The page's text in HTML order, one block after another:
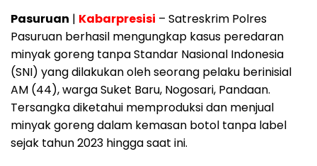
Pasuruan | Kabarpresisi – Satreskrim Polres
Pasuruan berhasil mengungkap kasus peredaran
minyak goreng tanpa Standar Nasional Indonesia
(SNI) yang dilakukan oleh seorang pelaku berinisial
AM (44), warga Suket Baru, Nogosari, Pandaan.
Tersangka diketahui memproduksi dan menjual
minyak goreng dalam kemasan botol tanpa label
sejak tahun 2023 hingga saat ini.